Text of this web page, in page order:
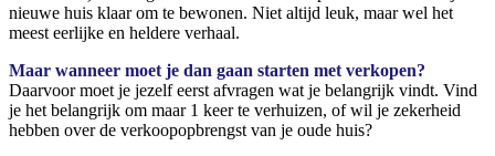
nieuwe huis klaar om te bewonen. Niet altijd leuk, maar wel het
meest eerlijke en heldere verhaal.
Maar wanneer moet je dan gaan starten met verkopen?
Daarvoor moet je jezelf eerst afvragen wat je belangrijk vindt. Vind
je het belangrijk om maar 1 keer te verhuizen, of wil je zekerheid
hebben over de verkoopopbrengst van je oude huis?